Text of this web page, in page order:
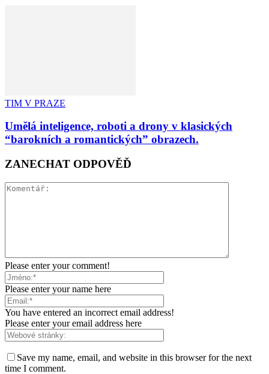
TIM V PRAZE
Umělá inteligence, roboti a drony v klasických
“barokních a romantických” obrazech.
ZANECHAT ODPOVĚĎ
Please enter your comment!
Please enter your name here
You have entered an incorrect email address!
Please enter your email address here
Save my name, email, and website in this browser for the next
time I comment.